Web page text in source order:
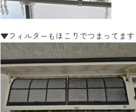
▼フィルターもほこりでつ